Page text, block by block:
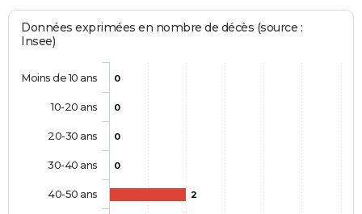
Données exprimées en nombre de décès (source :
Insee)
0
0
0
0
2
Moins de 10 ans
10-20 ans
20-30 ans
30-40 ans
40-50 ans